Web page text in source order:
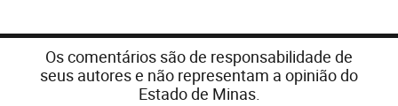
Os comentários são de responsabilidade de
seus autores e não representam a opinião do
Estado de Minas.